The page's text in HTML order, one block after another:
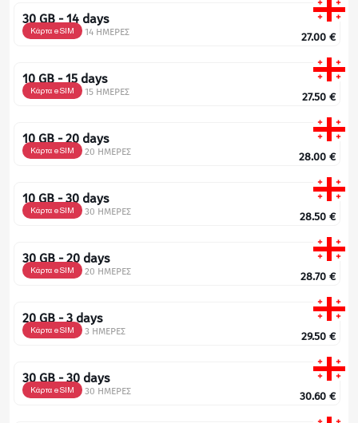
30 GB - 14 days
Κάρτα eSIM 14 ΗΜΕΡΕΣ 27.00 €
10 GB - 15 days
Κάρτα eSIM 15 ΗΜΕΡΕΣ 27.50 €
10 GB - 20 days
Κάρτα eSIM 20 ΗΜΕΡΕΣ 28.00 €
10 GB - 30 days
Κάρτα eSIM 30 ΗΜΕΡΕΣ 28.50 €
30 GB - 20 days
Κάρτα eSIM 20 ΗΜΕΡΕΣ 28.70 €
20 GB - 3 days
Κάρτα eSIM 3 ΗΜΕΡΕΣ 29.50 €
30 GB - 30 days
Κάρτα eSIM 30 ΗΜΕΡΕΣ 30.60 €